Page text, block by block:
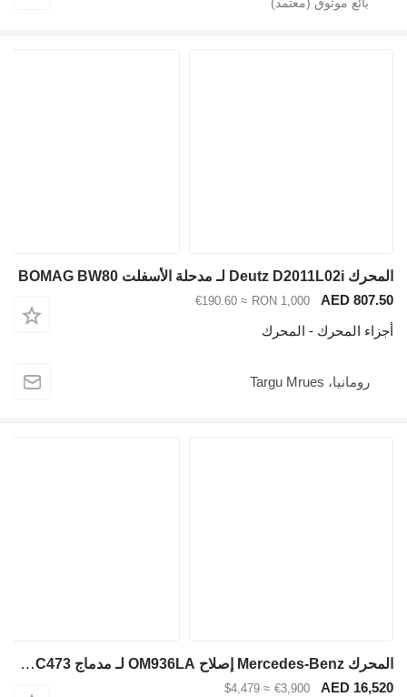
المحرك Deutz D2011L02i لـ مدحلة الأسفلت BOMAG BW80
AED 807.50
RON 1,000
≈ €190.60
أجزاء المحرك - المحرك
رومانيا، Targu Mrues
المحرك Mercedes-Benz إصلاح OM936LA لـ مدماج BOMAG BC473
AED 16,520
€3,900
≈ $4,479